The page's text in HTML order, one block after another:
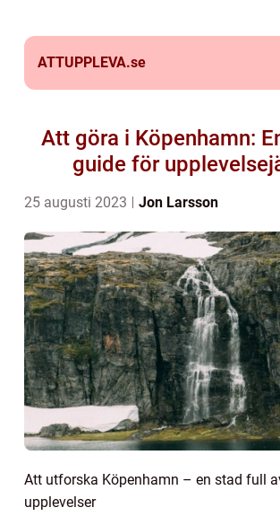
ATTUPPLEVA.se
Att göra i Köpenhamn:
guide för
25 augusti 2023 Jon Larsson
Att utforska Köpenhamn – en stad full
upplevelser